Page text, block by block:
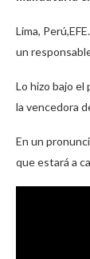
Lima,
un
Lo hizo bajo el
la vencedora
En un
que estará a